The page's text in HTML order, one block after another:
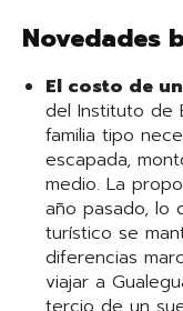
Novedades
El costo de
del Instituto de
familia tipo
escapada,
medio. La
año pasado, lo
turístico se
diferencias
viajar a